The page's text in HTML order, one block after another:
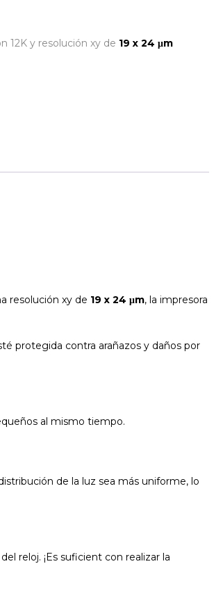
12K y resolución xy de 19 x 24 μm
resolución xy de 19 x 24 μm, la impresora
protegida contra arañazos y daños por
al mismo tiempo.
de la luz sea más uniforme, lo
reloj. ¡Es suficient con realizar la